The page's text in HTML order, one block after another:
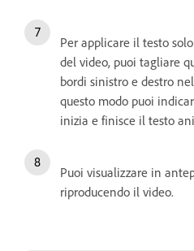
Per applicare il testo
del video, puoi tagliare
bordi sinistro e destro
questo modo puoi
inizia e finisce il testo
Puoi visualizzare in
riproducendo il video.